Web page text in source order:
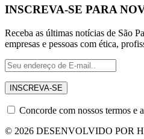
INSCREVA-SE PARA
Receba as últimas notícias de São
empresas e pessoas com ética,
Concorde com nossos termos e
© 2026 DESENVOLVIDO POR